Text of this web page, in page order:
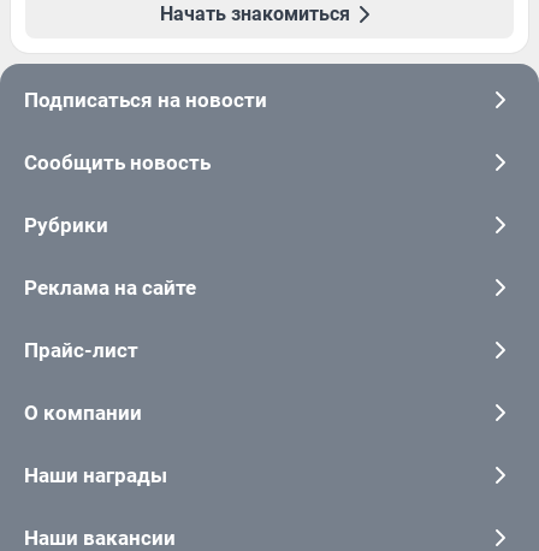
Начать знакомиться
Подписаться на новости
Сообщить новость
Рубрики
Реклама на сайте
Прайс-лист
О компании
Наши награды
Наши вакансии